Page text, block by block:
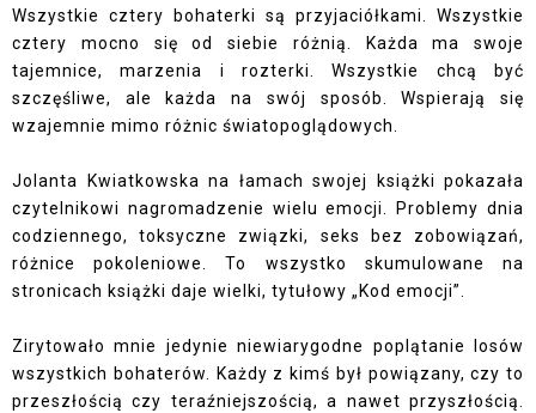
Wszystkie cztery bohaterki są przyjaciółkami. Wszystkie
cztery mocno się od siebie różnią. Każda ma swoje
tajemnice, marzenia i rozterki. Wszystkie chcą być
szczęśliwe, ale każda na swój sposób. Wspierają się
wzajemnie mimo różnic światopoglądowych.
Jolanta Kwiatkowska na łamach swojej książki pokazała
czytelnikowi nagromadzenie wielu emocji. Problemy dnia
codziennego, toksyczne związki, seks bez zobowiązań,
różnice pokoleniowe. To wszystko skumulowane na
stronicach książki daje wielki, tytułowy „Kod emocji”.
Zirytowało mnie jedynie niewiarygodne poplątanie losów
wszystkich bohaterów. Każdy z kimś był powiązany, czy to
przeszłością czy teraźniejszością, a nawet przyszłością.